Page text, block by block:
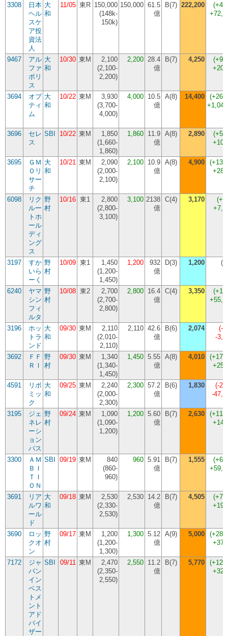
3308
日本
ヘル
スケ
ア投
資法
人
大
和
11/05 東R 150,000
(148k-
150k)
150,000 61.5
億
B(7) 222,200 (
9467
アル
ファ
ポリ
ス
大
和
10/30 東M
2,100
(2,100-
2,200)
2,200 28.4
億
B(7) 4,250 (
3694
オプ
ティ
ム
大
和
10/22 東M
3,930
(3,700-
4,000)
4,000 10.5
億
A(8) 14,400 (
3696
セレ
ス
SBI 10/22 東M
1,850
(1,660-
1,860)
1,860 11.9
億
A(8) 2,890 (
3695
ＧＭ
Ｏリ
サー
チ
大
和
10/21 東M
2,090
(2,000-
2,100)
2,100 10.9
億
A(8) 4,900 (
6098
リク
ルー
トホ
ール
ディ
ング
ス
野
村
10/16 東1
2,800
(2,800-
3,100)
3,100 2138
億
C(4) 3,170 (
3197
すか
いら
ーく
野
村
10/09 東1
1,450
(1,200-
1,450)
1,200
932
億
D(3) 1,200 (
6240
ヤマ
シン
フィ
ルタ
野
村
10/08 東2
2,700
(2,700-
2,800)
2,800 16.4
億
C(4) 3,350 (
3196
ホッ
トラ
ンド
大
和
09/30 東M
2,110
(2,010-
2,110)
2,110 42.6
億
B(6) 2,074 (-
-
3692
ＦＦ
ＲＩ
野
村
09/30 東M
1,340
(1,340-
1,450)
1,450 5.55
億
A(8) 4,010 (
4591
リボ
ミッ
ク
大
和
09/25 東M
2,240
(2,000-
2,300)
2,300 57.2
億
B(6) 1,830 (-
-
3195
ジェ
ネレ
ーシ
ョン
パス
野
村
09/24 東M
1,090
(1,090-
1,200)
1,200 5.60
億
B(7) 2,630 (
3300
ＡＭ
ＢＩ
ＴＩ
ＯＮ
SBI 09/19 東M
840
(860-
960)
960 5.91
億
B(7) 1,555 (
3691
リア
ルワ
ール
ド
大
和
09/18 東M
2,530
(2,330-
2,530)
2,530 14.2
億
B(7) 4,505 (
3690
ロッ
クオ
ン
野
村
09/17 東M
1,200
(1,200-
1,300)
1,300 5.12
億
A(9) 5,000 (
7172
ジャ
パン
イン
ベス
トメ
ント
アド
バイ
ザー
SBI 09/11 東M
2,470
(2,350-
2,550)
2,550 11.2
億
B(7) 5,770 (